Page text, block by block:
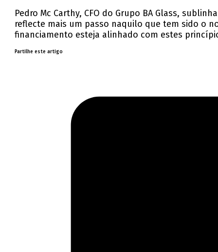
Pedro Mc Carthy, CFO do Grupo BA Glass,
reflecte mais um passo naquilo que tem sido o
financiamento esteja alinhado com estes
Partilhe este artigo